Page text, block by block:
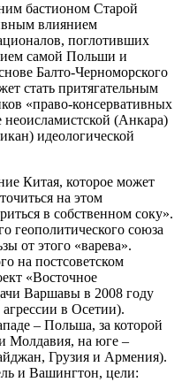
бастионом Старой
влиянием
поглотивших
самой Польши и
Балто-Черноморского
стать притягательным
«право-консервативных
неоисламистской (Анкара)
идеологической
Китая, которое может
на этом
в собственном соку».
геополитического союза
от этого «варева».
на постсоветском
«Восточное
Варшавы в 2008 году
агрессии в Осетии).
– Польша, за которой
Молдавия, на юге –
Грузия и Армения).
и Вашингтон, цели: